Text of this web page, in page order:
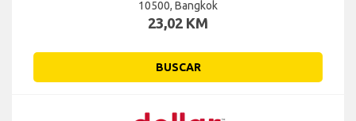
10500, Bangkok
23,02 KM
BUSCAR